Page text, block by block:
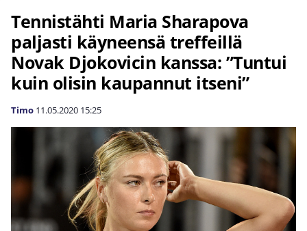
Tennistähti Maria Sharapova
paljasti käyneensä treffeillä
Novak Djokovicin kanssa: ”Tuntui
kuin olisin kaupannut itseni”
Timo 11.05.2020 15:25